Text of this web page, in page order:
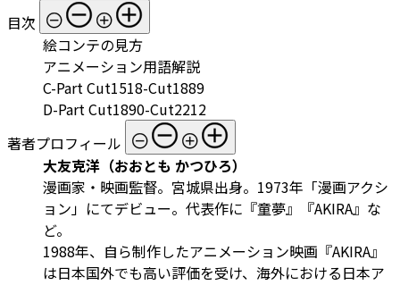
目次
絵コンテの見方
アニメーション用語解説
C-Part Cut1518-Cut1889
D-Part Cut1890-Cut2212
著者プロフィール
大友克洋（おおとも かつひろ）
漫画家・映画監督。宮城県出身。1973年「漫画アクシ
ョン」にてデビュー。代表作に『童夢』『AKIRA』な
ど。
1988年、自ら制作したアニメーション映画『AKIRA』
は日本国外でも高い評価を受け、海外における日本ア